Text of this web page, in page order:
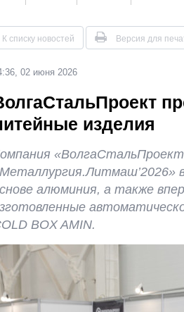
К списку новостей Версия для
02 июня 2026
изделия
алюминия, а также
BOX AMIN.